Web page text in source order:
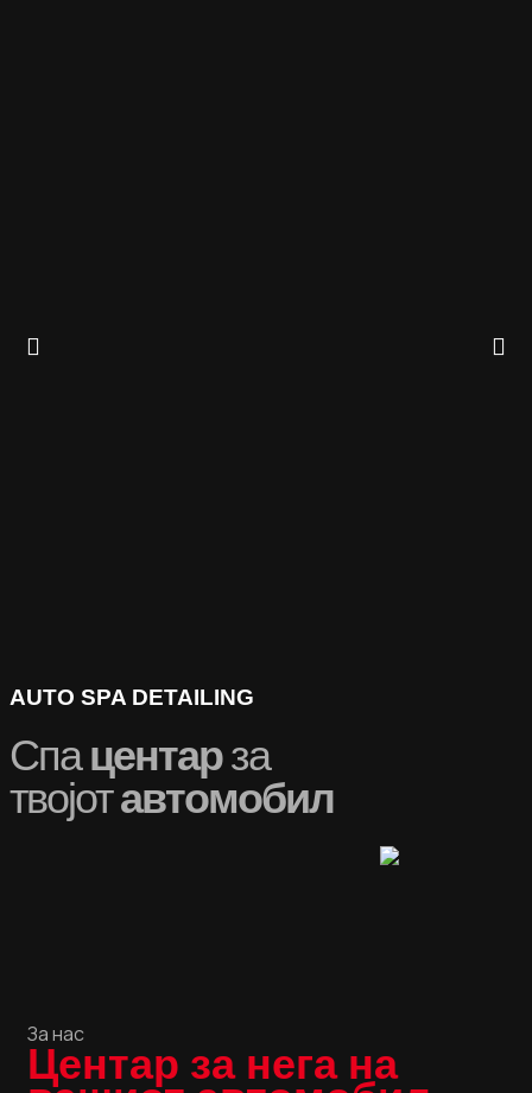
AUTO SPA DETAILING
Спацентарза
твојотавтомобил
За нас
Центар за нега на